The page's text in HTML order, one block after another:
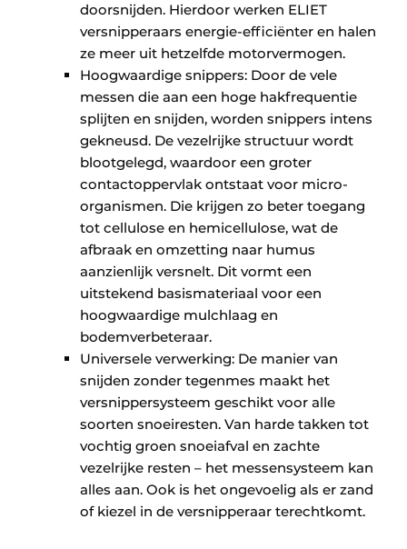
doorsnijden. Hierdoor werken ELIET
versnipperaars energie-efficiënter en halen
ze meer uit hetzelfde motorvermogen.
Hoogwaardige snippers: Door de vele
messen die aan een hoge hakfrequentie
splijten en snijden, worden snippers intens
gekneusd. De vezelrijke structuur wordt
blootgelegd, waardoor een groter
contactoppervlak ontstaat voor micro-
organismen. Die krijgen zo beter toegang
tot cellulose en hemicellulose, wat de
afbraak en omzetting naar humus
aanzienlijk versnelt. Dit vormt een
uitstekend basismateriaal voor een
hoogwaardige mulchlaag en
bodemverbeteraar.
Universele verwerking: De manier van
snijden zonder tegenmes maakt het
versnippersysteem geschikt voor alle
soorten snoeiresten. Van harde takken tot
vochtig groen snoeiafval en zachte
vezelrijke resten – het messensysteem kan
alles aan. Ook is het ongevoelig als er zand
of kiezel in de versnipperaar terechtkomt.